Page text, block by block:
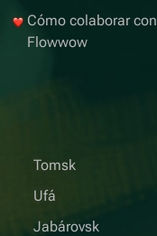
Cómo colaborar con
Flowwow
Tomsk
Ufá
Jabárovsk